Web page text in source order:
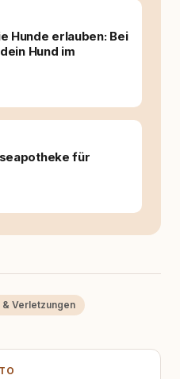
das beiden guttut.
Hunde erlauben: Bei
Hund im
für
& Verletzungen